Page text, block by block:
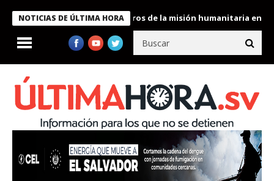
NOTICIAS DE ÚLTIMA HORA
condecora a miembros de la misión humanitaria enviada a